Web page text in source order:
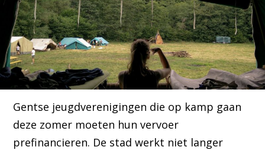
Gentse jeugdverenigingen die op kamp gaan
deze zomer moeten hun vervoer
prefinancieren. De stad werkt niet langer